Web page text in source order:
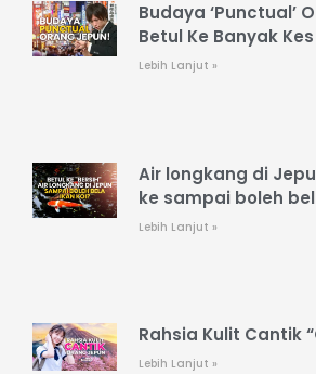
Budaya ‘Punctual’
Betul Ke Banyak
Lebih Lanjut »
Air longkang di
ke sampai boleh
Lebih Lanjut »
Rahsia Kulit Cantik
Lebih Lanjut »